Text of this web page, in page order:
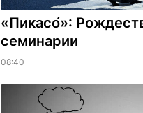
«Пикасо́»:
семинарии
08:40